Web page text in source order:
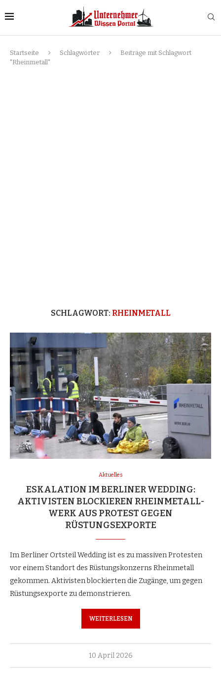
Startseite Schlagwörter
Beiträge mit Schlagwort
"Rheinmetall"
SCHLAGWORT: RHEINMETALL
Aktuelles
ESKALATION IM BERLINER WEDDING:
AKTIVISTEN BLOCKIEREN RHEINMETALL-
WERK AUS PROTEST GEGEN
RÜSTUNGSEXPORTE
Im Berliner Ortsteil Wedding ist es zu massiven Protesten
vor einem Standort des Rüstungskonzerns Rheinmetall
gekommen. Aktivisten blockierten die Zugänge, um gegen
Rüstungsexporte zu demonstrieren.
WEITERLESEN
10 April 2026